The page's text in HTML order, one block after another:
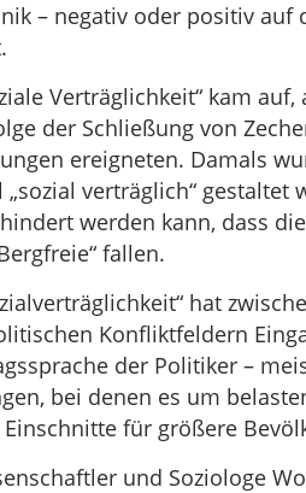
– negativ oder positiv
Verträglichkeit“ kam
der Schließung von
ereigneten. Damals
verträglich“ gestaltet
werden kann, dass
fallen.
hat
Konfliktfeldern
der Politiker –
bei denen es um
für größere
und Soziologe